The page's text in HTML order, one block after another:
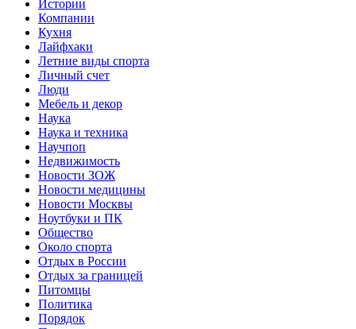
Истории
Компании
Кухня
Лайфхаки
Летние виды спорта
Личный счет
Люди
Мебель и декор
Наука
Наука и техника
Научпоп
Недвижимость
Новости ЗОЖ
Новости медицины
Новости Москвы
Ноутбуки и ПК
Общество
Около спорта
Отдых в России
Отдых за границей
Питомцы
Политика
Порядок